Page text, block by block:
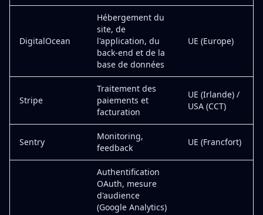
DigitalOcean
Hébergement du
site, de
l'application, du
back-end et de la
base de données
UE (Europe)
Stripe
Traitement des
paiements et
facturation
UE (Irlande) /
USA (CCT)
Sentry
Monitoring,
feedback
UE (Francfort)
Authentification
OAuth, mesure
d'audience
(Google Analytics)